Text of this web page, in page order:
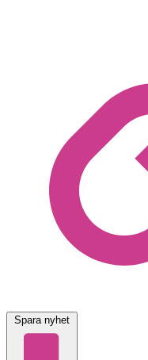
Spara nyhet